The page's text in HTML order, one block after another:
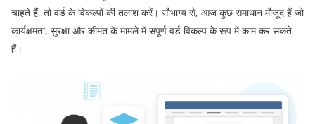
चाहते हैं, तो वर्ड के विकल्पों की तलाश करें। सौभाग्य से, आज कुछ समाधान मौजूद हैं जो
कार्यक्षमता, सुरक्षा और कीमत के मामले में संपूर्ण वर्ड विकल्प के रूप में काम कर सकते
हैं।